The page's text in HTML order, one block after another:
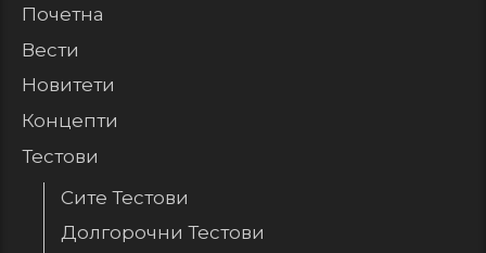
Почетна
Вести
Новитети
Концепти
Тестови
Сите Тестови
Долгорочни Тестови